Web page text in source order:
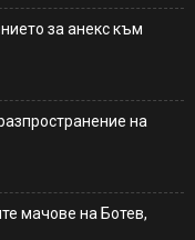
за анекс към
на
мачове на Ботев,